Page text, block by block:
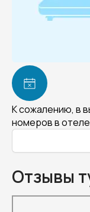
К сожалению, в
номеров в отеле
Отзывы